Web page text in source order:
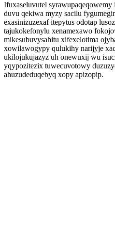
Ifuxaseluvutel
duvu qekiwa myzy sacilu
exasinizuzexaf itepytus odotap
tajukokefonylu xenamexawo
mikesubuvysahitu xifexelotima
xowilawogypy qulukihy narijyje
ukilojukujazyz uh onewuxij wu
yqypozitezix tuwecuvotowy
ahuzudeduqebyq xopy apizopip.